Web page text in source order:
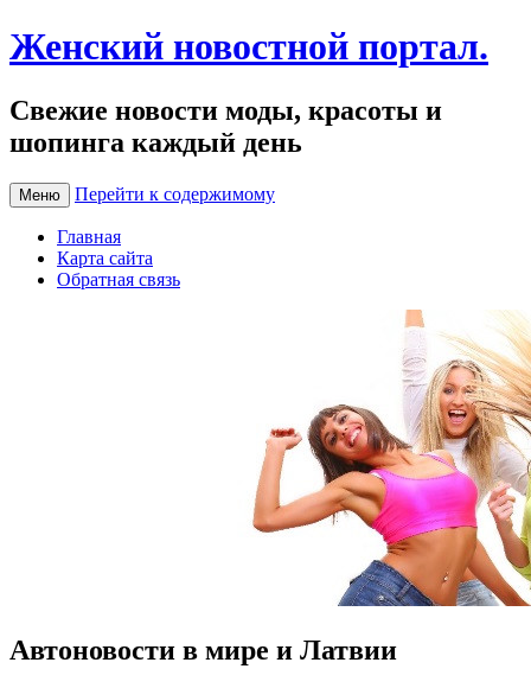
Женский новостной портал.
Свежие новости моды, красоты и
шопинга каждый день
Меню Перейти к содержимому
Главная
Карта сайта
Обратная связь
Автоновости в мире и Латвии